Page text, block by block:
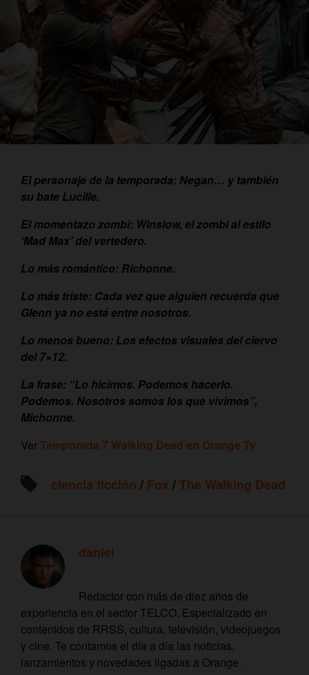
El personaje de la temporada: Negan… y también
su bate Lucille.
El momentazo zombi: Winslow, el zombi al estilo
‘Mad Max’ del vertedero.
Lo más romántico: Richonne.
Lo más triste: Cada vez que alguien recuerda que
Glenn ya no está entre nosotros.
Lo menos bueno: Los efectos visuales del ciervo
del 7×12.
La frase: “Lo hicimos. Podemos hacerlo.
Podemos. Nosotros somos los que vivimos”,
Michonne.
VerTemporada 7 Walking Dead en Orange Tv
ciencia ficción / Fox /The Walking Dead
daniel
Redactor con más de diez años de
experiencia en el sector TELCO. Especializado en
contenidos de RRSS, cultura, televisión, videojuegos
y cine. Te contamos el día a día las noticias,
lanzamientos y novedades ligadas a Orange.